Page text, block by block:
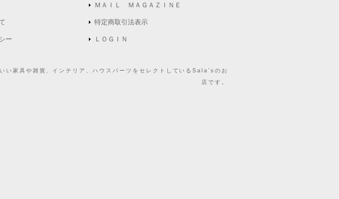
ー
ＭＡＩＬ ＭＡＧＡＺＩＮＥ
特定商取引法表示
ＬＯＧＩＮ
家具や雑貨、インテリア、ハウスパーツをセレクトしているSala'sのお
店です。